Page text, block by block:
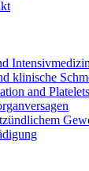
Intensivmedizin
klinische
and Platelets